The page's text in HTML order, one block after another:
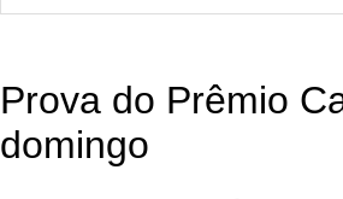
Prova do Prêmio
domingo